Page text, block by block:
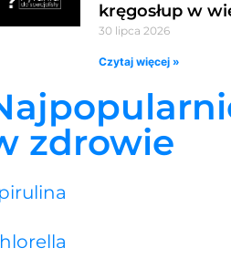
kręgosłup w
30 lipca 2026
Czytaj więcej »
zdrowie